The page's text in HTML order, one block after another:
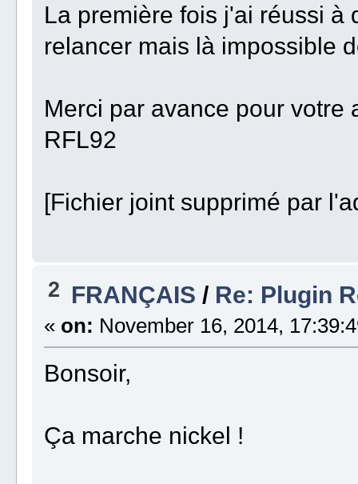
La première fois j'ai réussi à
relancer mais là impossible
Merci par avance pour votre
RFL92
[Fichier joint supprimé par
2 FRANÇAIS / Re: Plugin
« on: November 16, 2014,
Bonsoir,
Ça marche nickel !